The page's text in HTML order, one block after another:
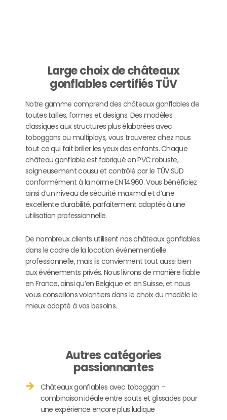
Large choix de châteaux
gonflables certifiés TÜV
Notre gamme comprend des châteaux gonflables de
toutes tailles, formes et designs. Des modèles
classiques aux structures plus élaborées avec
toboggans ou multiplays, vous trouverez chez nous
tout ce qui fait briller les yeux des enfants. Chaque
château gonflable est fabriqué en PVC robuste,
soigneusement cousu et contrôlé par le TÜV SÜD
conformément à la norme EN 14960. Vous bénéficiez
ainsi d’un niveau de sécurité maximal et d’une
excellente durabilité, parfaitement adaptés à une
utilisation professionnelle.
De nombreux clients utilisent nos châteaux gonflables
dans le cadre de la location événementielle
professionnelle, mais ils conviennent tout aussi bien
aux événements privés. Nous livrons de manière fiable
en France, ainsi qu’en Belgique et en Suisse, et nous
vous conseillons volontiers dans le choix du modèle le
mieux adapté à vos besoins.
Autres catégories
passionnantes
Châteaux gonflables avec toboggan –
combinaison idéale entre sauts et glissades pour
une expérience encore plus ludique